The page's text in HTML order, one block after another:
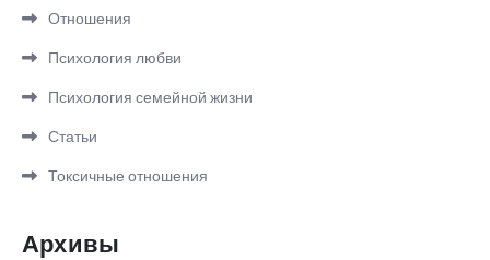
Отношения
Психология любви
Психология семейной жизни
Статьи
Токсичные отношения
Архивы